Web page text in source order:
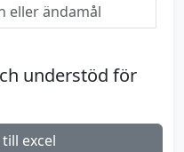
understöd för
excel